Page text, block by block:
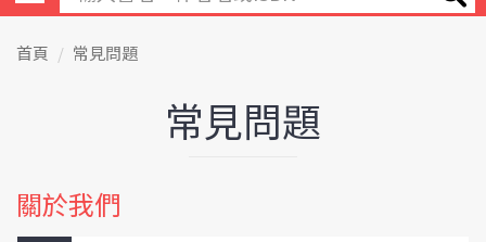
首頁 常見問題
常見問題
關於我們